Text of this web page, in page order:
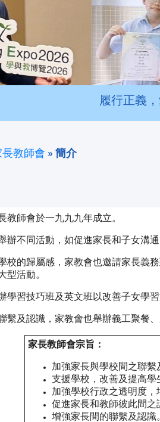
履行正義
長教師會 » 簡介
教師會於一九九九年成立。
辦不同活動，如促進家長和子女溝
校的歸屬感，家教會也邀請家長義
型活動。
學習技巧班及英文班以改善子女學習
繫及認識，家教會也舉辦義工聚餐
家長教師會宗旨：
加強家長與學校間之聯繫
支援學校，改善及提高學
加強學校行政之透明度，
促進家長和教師彼此間之
增強家長間的聯繫及認識